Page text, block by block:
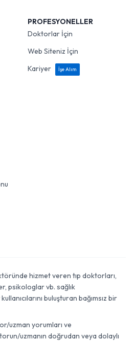
PROFESYONELLER
Doktorlar İçin
Web Siteniz İçin
Kariyer
İşe Alım
hizmet veren tıp doktorları,
psikologlar vb. sağlık
buluşturan bağımsız bir
uzman yorumları ve
uzmanın doğrudan veya dolaylı